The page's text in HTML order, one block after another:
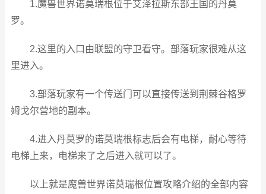
1.魔兽世界诺莫瑞根位于艾泽拉斯东部王国的丹莫
罗。
2.这里的入口由联盟的守卫看守。部落玩家很难从这
里进入。
3.部落玩家有一个传送门可以直接传送到荆棘谷格罗
姆戈尔营地的副本。
4.进入丹莫罗的诺莫瑞根标志后会有电梯，耐心等待
电梯上来，电梯来了之后进入就可以了。
以上就是魔兽世界诺莫瑞根位置攻略介绍的全部内容